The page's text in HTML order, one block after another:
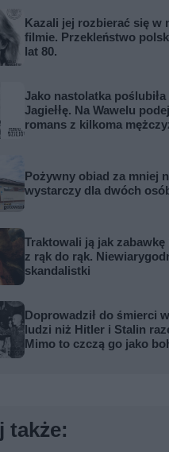
Kazali jej rozbierać się w
filmie. Przekleństwo
lat 80.
Jako nastolatka
Jagiełłę. Na Wawelu
romans z kilkoma
Pożywny obiad za mniej
wystarczy dla dwóch
Traktowali ją jak
z rąk do rąk.
skandalistki
Doprowadził do śmierci
ludzi niż Hitler i Stalin
Mimo to czczą go jako
także: